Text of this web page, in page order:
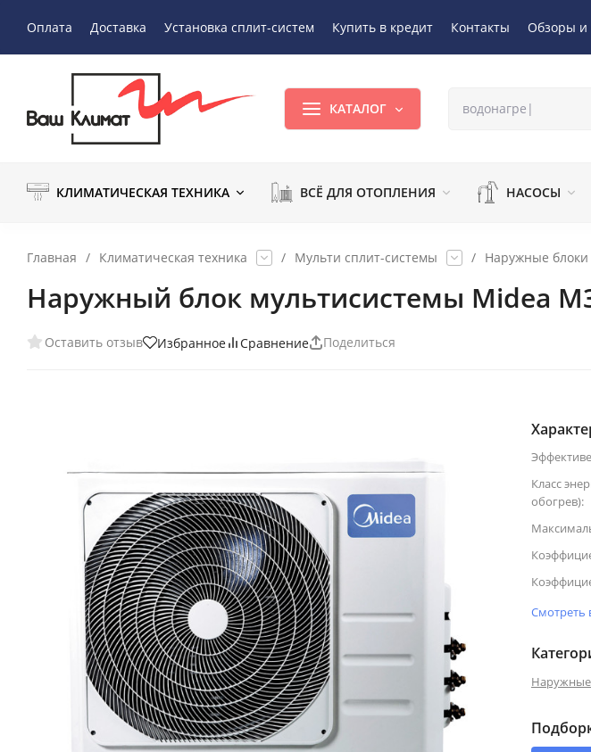
Оплата Доставка Установка сплит-систем Купить в кредит Контакты Обзоры и
КАТАЛОГ
КЛИМАТИЧЕСКАЯ ТЕХНИКА ВСЁ ДЛЯ ОТОПЛЕНИЯ НАСОСЫ
Главная / Климатическая техника / Мульти сплит-системы / Наружные блоки
Наружный блок мультисистемы Midea
Оставить отзыв Избранное Сравнение Поделиться
Класс
обогрев):
Смотреть
Наружные